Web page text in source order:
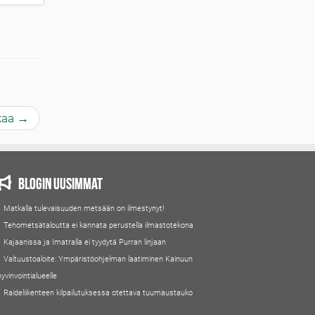
→
Blogin uusimmat
Matkalla tulevaisuuden metsään on ilmestynyt!
Tehometsätaloutta ei kannata perustella ilmastotekona
Kajaanissa ja Imatralla ei tyydytä Purran linjaan
Valtuustoaloite: Ympäristöohjelman laatiminen Kainuun
Raideliikenteen kilpailutuksessa otettava tuumaustauko